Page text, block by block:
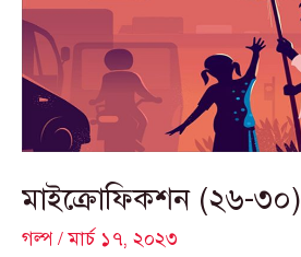
মাইক্রোফিকশন (২৬-৩০)
গল্প/মার্চ ১৭, ২০২৩